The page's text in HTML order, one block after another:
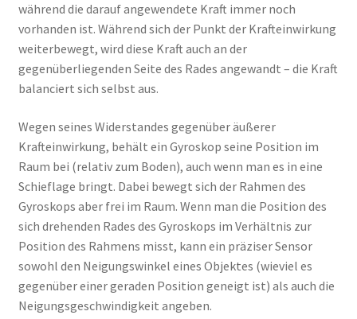
während die darauf angewendete Kraft immer noch
vorhanden ist. Während sich der Punkt der Krafteinwirkung
weiterbewegt, wird diese Kraft auch an der
gegenüberliegenden Seite des Rades angewandt – die Kraft
balanciert sich selbst aus.
Wegen seines Widerstandes gegenüber äußerer
Krafteinwirkung, behält ein Gyroskop seine Position im
Raum bei (relativ zum Boden), auch wenn man es in eine
Schieflage bringt. Dabei bewegt sich der Rahmen des
Gyroskops aber frei im Raum. Wenn man die Position des
sich drehenden Rades des Gyroskops im Verhältnis zur
Position des Rahmens misst, kann ein präziser Sensor
sowohl den Neigungswinkel eines Objektes (wieviel es
gegenüber einer geraden Position geneigt ist) als auch die
Neigungsgeschwindigkeit angeben.